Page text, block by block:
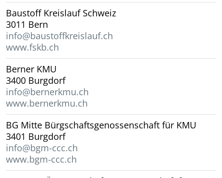
Baustoff Kreislauf Schweiz
3011 Bern
info@baustoffkreislauf.ch
www.fskb.ch
Berner KMU
3400 Burgdorf
info@bernerkmu.ch
www.bernerkmu.ch
BG Mitte Bürgschaftsgenossenschaft für KMU
3401 Burgdorf
info@bgm-ccc.ch
www.bgm-ccc.ch